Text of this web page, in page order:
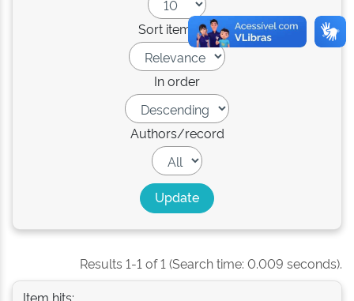
Sort items by
In order
Authors/record
Results 1-1 of 1 (Search time: 0.009 seconds).
Item hits: